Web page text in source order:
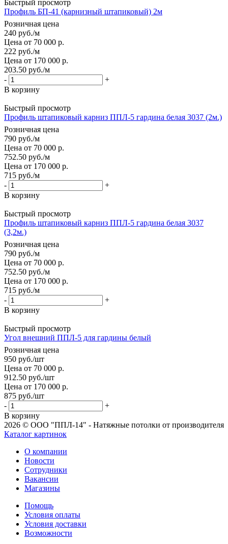
Быстрый просмотр
Профиль БП-41 (карнизный штапиковый) 2м
Розничная цена
240 руб./м
Цена от 70 000 р.
222 руб./м
Цена от 170 000 р.
203.50 руб./м
-
+
В корзину
Быстрый просмотр
Профиль штапиковый карниз ППЛ-5 гардина белая 3037 (2м.)
Розничная цена
790 руб./м
Цена от 70 000 р.
752.50 руб./м
Цена от 170 000 р.
715 руб./м
-
+
В корзину
Быстрый просмотр
Профиль штапиковый карниз ППЛ-5 гардина белая 3037
(3,2м.)
Розничная цена
790 руб./м
Цена от 70 000 р.
752.50 руб./м
Цена от 170 000 р.
715 руб./м
-
+
В корзину
Быстрый просмотр
Угол внешний ППЛ-5 для гардины белый
Розничная цена
950 руб./шт
Цена от 70 000 р.
912.50 руб./шт
Цена от 170 000 р.
875 руб./шт
-
+
В корзину
2026 © ООО "ППЛ-14" - Натяжные потолки от производителя
Каталог картинок
О компании
Новости
Сотрудники
Вакансии
Магазины
Помощь
Условия оплаты
Условия доставки
Возможности